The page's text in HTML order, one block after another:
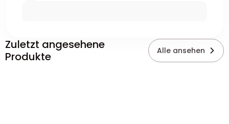
Zuletzt angesehene
Produkte
Alle ansehen